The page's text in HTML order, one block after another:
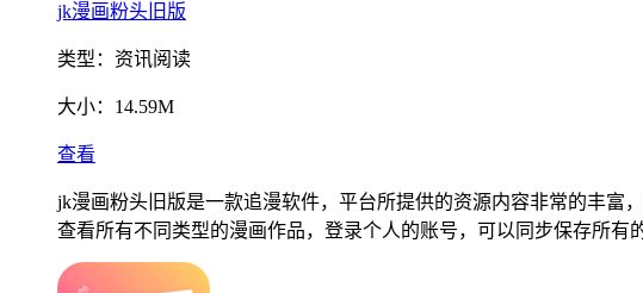
jk漫画粉头旧版
类型： 资讯阅读
大小： 14.59M
查看
jk漫画粉头旧版是一款追漫软件，平台所提供的资源内容非常的丰富
查看所有不同类型的漫画作品，登录个人的账号，可以同步保存所有